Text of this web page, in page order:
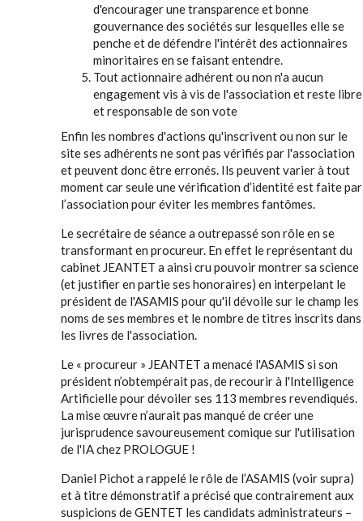
d'encourager une transparence et bonne
gouvernance des sociétés sur lesquelles elle se
penche et de défendre l'intérêt des actionnaires
minoritaires en se faisant entendre.
Tout actionnaire adhérent ou non n'a aucun
engagement vis à vis de l'association et reste libre
et responsable de son vote
Enfin les nombres d'actions qu'inscrivent ou non sur le
site ses adhérents ne sont pas vérifiés par l'association
et peuvent donc être erronés. Ils peuvent varier à tout
moment car seule une vérification d’identité est faite par
l’association pour éviter les membres fantômes.
Le secrétaire de séance a outrepassé son rôle en se
transformant en procureur. En effet le représentant du
cabinet JEANTET a ainsi cru pouvoir montrer sa science
(et justifier en partie ses honoraires) en interpelant le
président de l'ASAMIS pour qu'il dévoile sur le champ les
noms de ses membres et le nombre de titres inscrits dans
les livres de l'association.
Le « procureur » JEANTET a menacé l'ASAMIS si son
président n’obtempérait pas, de recourir à l'Intelligence
Artificielle pour dévoiler ses 113 membres revendiqués.
La mise œuvre n’aurait pas manqué de créer une
jurisprudence savoureusement comique sur l'utilisation
de l'IA chez PROLOGUE !
Daniel Pichot a rappelé le rôle de l’ASAMIS (voir supra)
et à titre démonstratif a précisé que contrairement aux
suspicions de GENTET les candidats administrateurs –